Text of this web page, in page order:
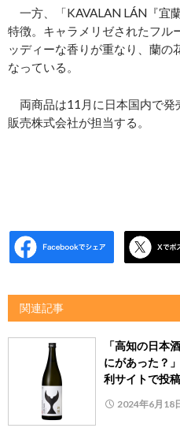
一方、「KAVALAN LÁN『宜
特徴。キャラメリゼされたフル
ッディーな香りが重なり、蘭の
なっている。
両商品は11月に日本国内で発
販売株式会社が担当する。
関連記事
「高知の日本
にがあった？
利サイトで投
2024年6月18